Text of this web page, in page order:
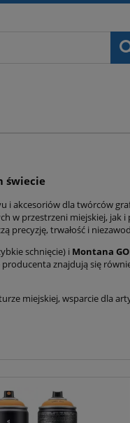
świecie
akcesoriów dla twórców
w przestrzeni miejskiej, jak i
precyzję, trwałość i
schnięcie) i Montana
znajdują się
miejskiej, wsparcie dla